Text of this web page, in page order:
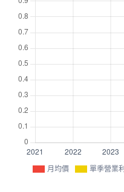
月均價 單季營業